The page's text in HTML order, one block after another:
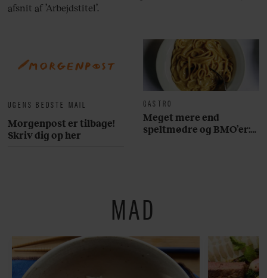
UGENS BEDSTE MAIL
Morgenpost er tilbage!
Skriv dig op her
GASTRO
Meget mere end
speltmødre og BMO’er:
afsnit af ’Arbejdstitel’.
MAD